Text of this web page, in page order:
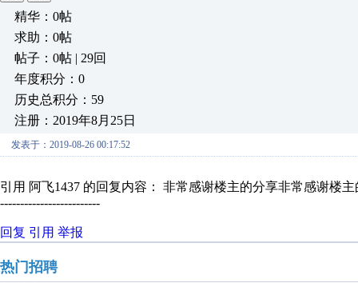
精华：0帖
求助：0帖
帖子：0帖 | 29回
年度积分：0
历史总积分：59
注册：2019年8月25日
发表于：2019-08-26 00:17:52
引用 阿飞1437 的回复内容： 非常感谢楼主的分享非常感谢楼
-------------------------
回复 引用 举报
热门招聘